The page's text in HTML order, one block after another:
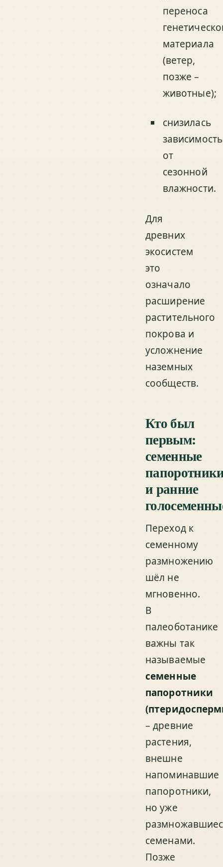
переноса
материала
(ветер,
позже –
животные);
снизилась
зависимость
от
сезонной
влажности.
Для
древних
экосистем
это
означало
расширение
растительного
покрова и
усложнение
наземных
сообществ.
Кто был
первым:
семенные
и ранние
Переход к
семенному
размножению
шёл не
мгновенно.
В
палеоботанике
важны так
называемые
семенные
папоротники
– древние
растения,
внешне
напоминавшие
папоротники,
но уже
семенами.
Позже